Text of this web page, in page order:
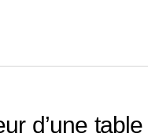
d’une